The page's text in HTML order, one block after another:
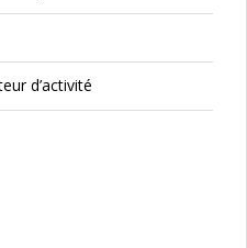
d’activité